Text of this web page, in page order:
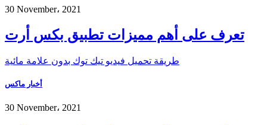
30 November، 2021
تعرف على أهم مميزات تطبيق بكس أرت
طريقة تحميل فيديو تيك توك بدون علامة مائية
أخبار ماكس
30 November، 2021